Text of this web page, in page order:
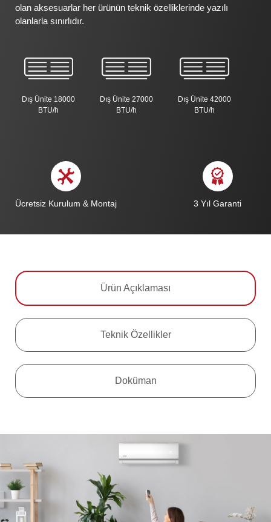
olan aksesuarlar her ürünün teknik özelliklerinde yazılı
olanlarla sınırlıdır.
Dış Ünite 18000
BTU/h
Dış Ünite 27000
BTU/h
Dış Ünite 42000
BTU/h
Ücretsiz Kurulum & Montaj 3 Yıl Garanti
Ürün Açıklaması
Teknik Özellikler
Doküman